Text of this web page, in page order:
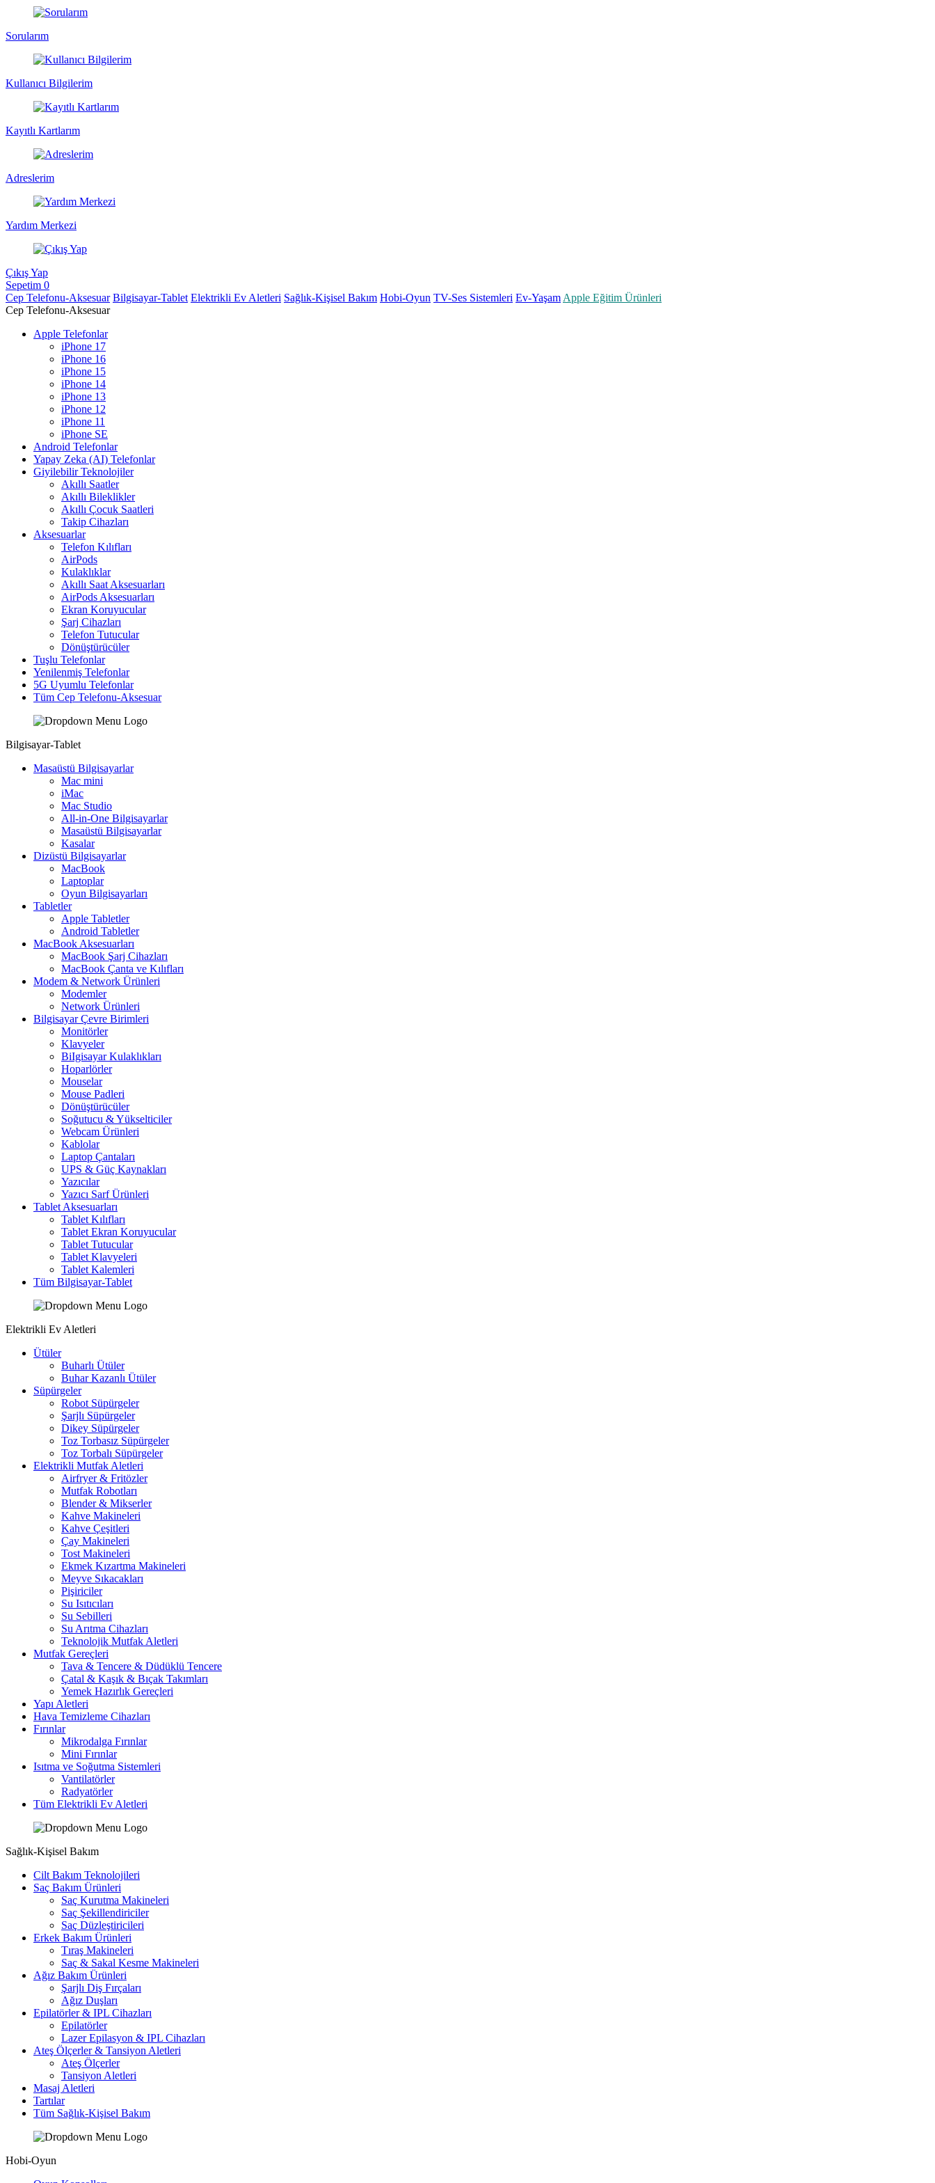
Sorularım
Kullanıcı Bilgilerim
Kayıtlı Kartlarım
Adreslerim
Yardım Merkezi
Çıkış Yap
Sepetim 0
Cep Telefonu-Aksesuar Bilgisayar-Tablet Elektrikli Ev Aletleri Sağlık-Kişisel Bakım Hobi-Oyun TV-Ses Sistemleri Ev-Yaşam Apple Eğitim Ürünleri
Cep Telefonu-Aksesuar
Apple Telefonlar
iPhone 17
iPhone 16
iPhone 15
iPhone 14
iPhone 13
iPhone 12
iPhone 11
iPhone SE
Android Telefonlar
Yapay Zeka (AI) Telefonlar
Giyilebilir Teknolojiler
Akıllı Saatler
Akıllı Bileklikler
Akıllı Çocuk Saatleri
Takip Cihazları
Aksesuarlar
Telefon Kılıfları
AirPods
Kulaklıklar
Akıllı Saat Aksesuarları
AirPods Aksesuarları
Ekran Koruyucular
Şarj Cihazları
Telefon Tutucular
Dönüştürücüler
Tuşlu Telefonlar
Yenilenmiş Telefonlar
5G Uyumlu Telefonlar
Tüm Cep Telefonu-Aksesuar
Bilgisayar-Tablet
Masaüstü Bilgisayarlar
Mac mini
iMac
Mac Studio
All-in-One Bilgisayarlar
Masaüstü Bilgisayarlar
Kasalar
Dizüstü Bilgisayarlar
MacBook
Laptoplar
Oyun Bilgisayarları
Tabletler
Apple Tabletler
Android Tabletler
MacBook Aksesuarları
MacBook Şarj Cihazları
MacBook Çanta ve Kılıfları
Modem & Network Ürünleri
Modemler
Network Ürünleri
Bilgisayar Çevre Birimleri
Monitörler
Klavyeler
BiIgisayar Kulaklıkları
Hoparlörler
Mouselar
Mouse Padleri
Dönüştürücüler
Soğutucu & Yükselticiler
Webcam Ürünleri
Kablolar
Laptop Çantaları
UPS & Güç Kaynakları
Yazıcılar
Yazıcı Sarf Ürünleri
Tablet Aksesuarları
Tablet Kılıfları
Tablet Ekran Koruyucular
Tablet Tutucular
Tablet Klavyeleri
Tablet Kalemleri
Tüm Bilgisayar-Tablet
Elektrikli Ev Aletleri
Ütüler
Buharlı Ütüler
Buhar Kazanlı Ütüler
Süpürgeler
Robot Süpürgeler
Şarjlı Süpürgeler
Dikey Süpürgeler
Toz Torbasız Süpürgeler
Toz Torbalı Süpürgeler
Elektrikli Mutfak Aletleri
Airfryer & Fritözler
Mutfak Robotları
Blender & Mikserler
Kahve Makineleri
Kahve Çeşitleri
Çay Makineleri
Tost Makineleri
Ekmek Kızartma Makineleri
Meyve Sıkacakları
Pişiriciler
Su Isıtıcıları
Su Sebilleri
Su Arıtma Cihazları
Teknolojik Mutfak Aletleri
Mutfak Gereçleri
Tava & Tencere & Düdüklü Tencere
Çatal & Kaşık & Bıçak Takımları
Yemek Hazırlık Gereçleri
Yapı Aletleri
Hava Temizleme Cihazları
Fırınlar
Mikrodalga Fırınlar
Mini Fırınlar
Isıtma ve Soğutma Sistemleri
Vantilatörler
Radyatörler
Tüm Elektrikli Ev Aletleri
Sağlık-Kişisel Bakım
Cilt Bakım Teknolojileri
Saç Bakım Ürünleri
Saç Kurutma Makineleri
Saç Şekillendiriciler
Saç Düzleştiricileri
Erkek Bakım Ürünleri
Tıraş Makineleri
Saç & Sakal Kesme Makineleri
Ağız Bakım Ürünleri
Şarjlı Diş Fırçaları
Ağız Duşları
Epilatörler & IPL Cihazları
Epilatörler
Lazer Epilasyon & IPL Cihazları
Ateş Ölçerler & Tansiyon Aletleri
Ateş Ölçerler
Tansiyon Aletleri
Masaj Aletleri
Tartılar
Tüm Sağlık-Kişisel Bakım
Hobi-Oyun